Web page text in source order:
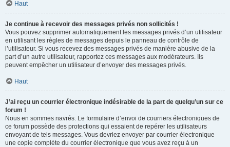
Haut
Je continue à recevoir des messages privés non sollicités !
Vous pouvez supprimer automatiquement les messages privés d’un utilisateur
en utilisant les règles de messages depuis le panneau de contrôle de
l’utilisateur. Si vous recevez des messages privés de manière abusive de la
part d’un autre utilisateur, rapportez ces messages aux modérateurs. Ils
peuvent empêcher un utilisateur d’envoyer des messages privés.
Haut
J’ai reçu un courrier électronique indésirable de la part de quelqu’un sur ce
forum !
Nous en sommes navrés. Le formulaire d’envoi de courriers électroniques de
ce forum possède des protections qui essaient de repérer les utilisateurs
envoyant de tels messages. Vous devriez envoyer par courrier électronique
une copie complète du courrier électronique que vous avez reçu à un